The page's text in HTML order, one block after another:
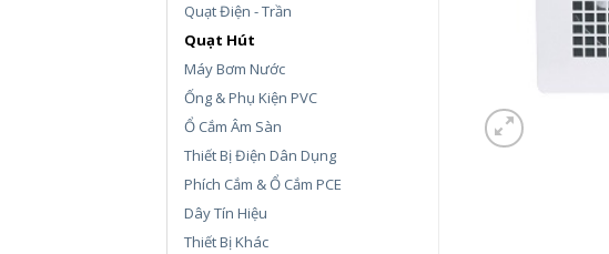
Quạt Điện - Trần
Quạt Hút
Máy Bơm Nước
Ống & Phụ Kiện PVC
Ổ Cắm Âm Sàn
Thiết Bị Điện Dân Dụng
Phích Cắm & Ổ Cắm PCE
Dây Tín Hiệu
Thiết Bị Khác